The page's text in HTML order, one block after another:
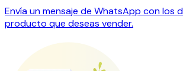
Envía un mensaje de WhatsApp con los
producto que deseas vender.